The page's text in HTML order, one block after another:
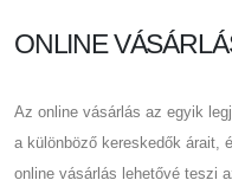
ONLINE
Az online vásárlás az egyik
a különböző kereskedők árait,
online vásárlás lehetővé teszi